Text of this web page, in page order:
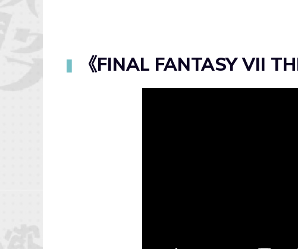
《FINAL FANTASY VII